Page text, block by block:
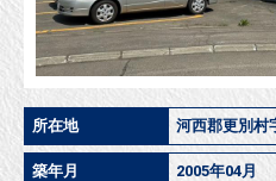
所在地 河西郡更別村
築年月 2005年04月